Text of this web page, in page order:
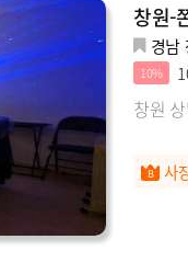
창원-
경남
10%
창원
사